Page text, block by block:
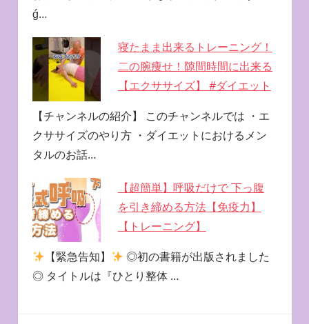
ǵ…
寝たまま出来るトレーニング！
二の腕痩せ！隙間時間に出来る
【エクササイズ】 #ダイエット
【チャンネルの紹介】 このチャンネルでは ・エ
クササイズのやり方 ・ダイエットにおけるメン
タルのお話…
【超簡単】呼吸だけで 下っ腹
を引き締める方法【免疫力】
【トレーニング】
【緊急告知】
◎初の書籍が出版されました
◎ タイトルは『ひとり整体 …